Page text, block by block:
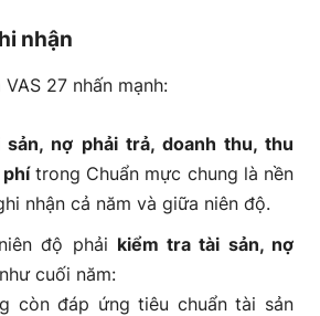
nhận
27 nhấn mạnh:
nợ phải trả, doanh thu, thu
phítrong Chuẩn mực chung là nền
nhận cả năm và giữa niên độ.
độ phải kiểm tra tài sản, nợ
cuối năm:
còn đáp ứng tiêu chuẩn tài sản